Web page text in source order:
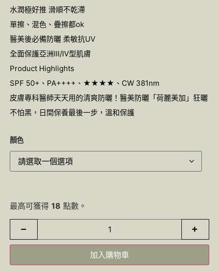
水潤極好推 滑順不乾滯
單擦、混色、疊擦都ok
醫美後必備防曬 柔敏抗UV
全面保護亞洲III/IV型肌膚
Product Highlights
SPF 50+、PA++++、★★★★、CW 381nm
皮膚專科醫師天天用的清爽防曬！醫美防曬「荷麗美加」狂曬
不怕黑，日間保養最後一步，溫和保護
顏色
最高可獲得 18 點數。
加入購物車